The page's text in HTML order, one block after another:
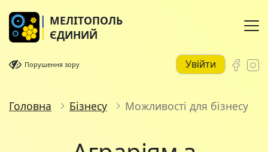
МЕЛІТОПОЛЬ
ЄДИНИЙ
Порушення зору Увійти
Головна Бізнесу Можливості для бізнесу